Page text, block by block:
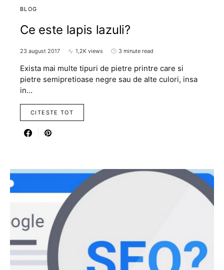
BLOG
Ce este lapis lazuli?
23 august 2017 1,2K views 3 minute read
Exista mai multe tipuri de pietre printre care si
pietre semipretioase negre sau de alte culori, insa
in…
CITESTE TOT